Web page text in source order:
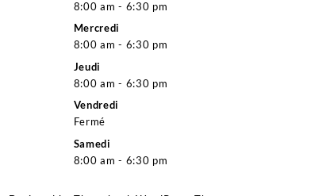
8:00 am - 6:30 pm
Mercredi
8:00 am - 6:30 pm
Jeudi
8:00 am - 6:30 pm
Vendredi
Fermé
Samedi
8:00 am - 6:30 pm